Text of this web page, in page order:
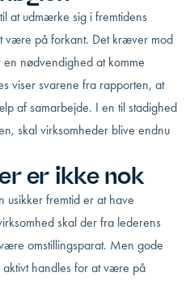
at udmærke sig i fremtidens
være på forkant. Det kræver mod
nødvendighed at komme
viser svarene fra rapporten, at
af samarbejde. I en til stadighed
skal virksomheder blive endnu
er ikke nok
usikker fremtid er at have
skal der fra lederens
omstillingsparat. Men gode
handles for at være på